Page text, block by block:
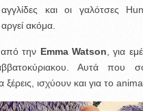
και οι γαλότσες
ακόμα.
από την Emma Watson , για
Αυτά που
ισχύουν και για το